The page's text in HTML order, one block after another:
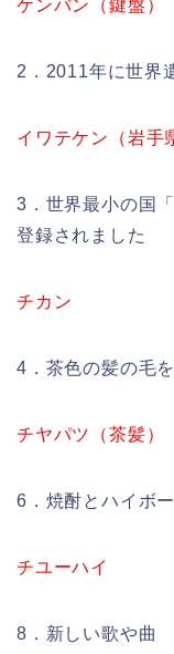
ケンバン（鍵盤）
2．2011年に世界
イワテケン（岩手
3．世界最小の国
登録されました
チカン
4．茶色の髪の毛
チヤパツ（茶髪）
6．焼酎とハイボ
チユーハイ
8．新しい歌や曲